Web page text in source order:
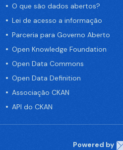
O que são dados abertos?
Lei de acesso a informação
Parceria para Governo Aberto
Open Knowledge Foundation
Open Data Commons
Open Data Definition
Associação CKAN
API do CKAN
Powered by